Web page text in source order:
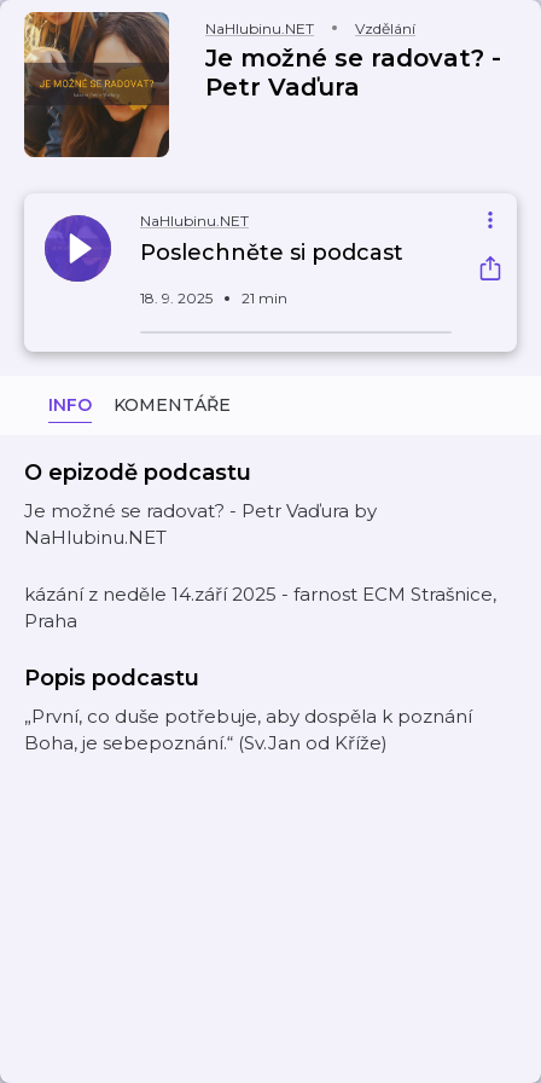
NaHlubinu.NET Vzdělání
Je možné se radovat? -
Petr Vaďura
NaHlubinu.NET
Poslechněte si podcast
18. 9. 2025 21 min
INFO KOMENTÁŘE
O epizodě podcastu
Je možné se radovat? - Petr Vaďura by
NaHlubinu.NET
kázání z neděle 14.září 2025 - farnost ECM Strašnice,
Praha
Popis podcastu
„První, co duše potřebuje, aby dospěla k poznání
Boha, je sebepoznání.“ (Sv.Jan od Kříže)